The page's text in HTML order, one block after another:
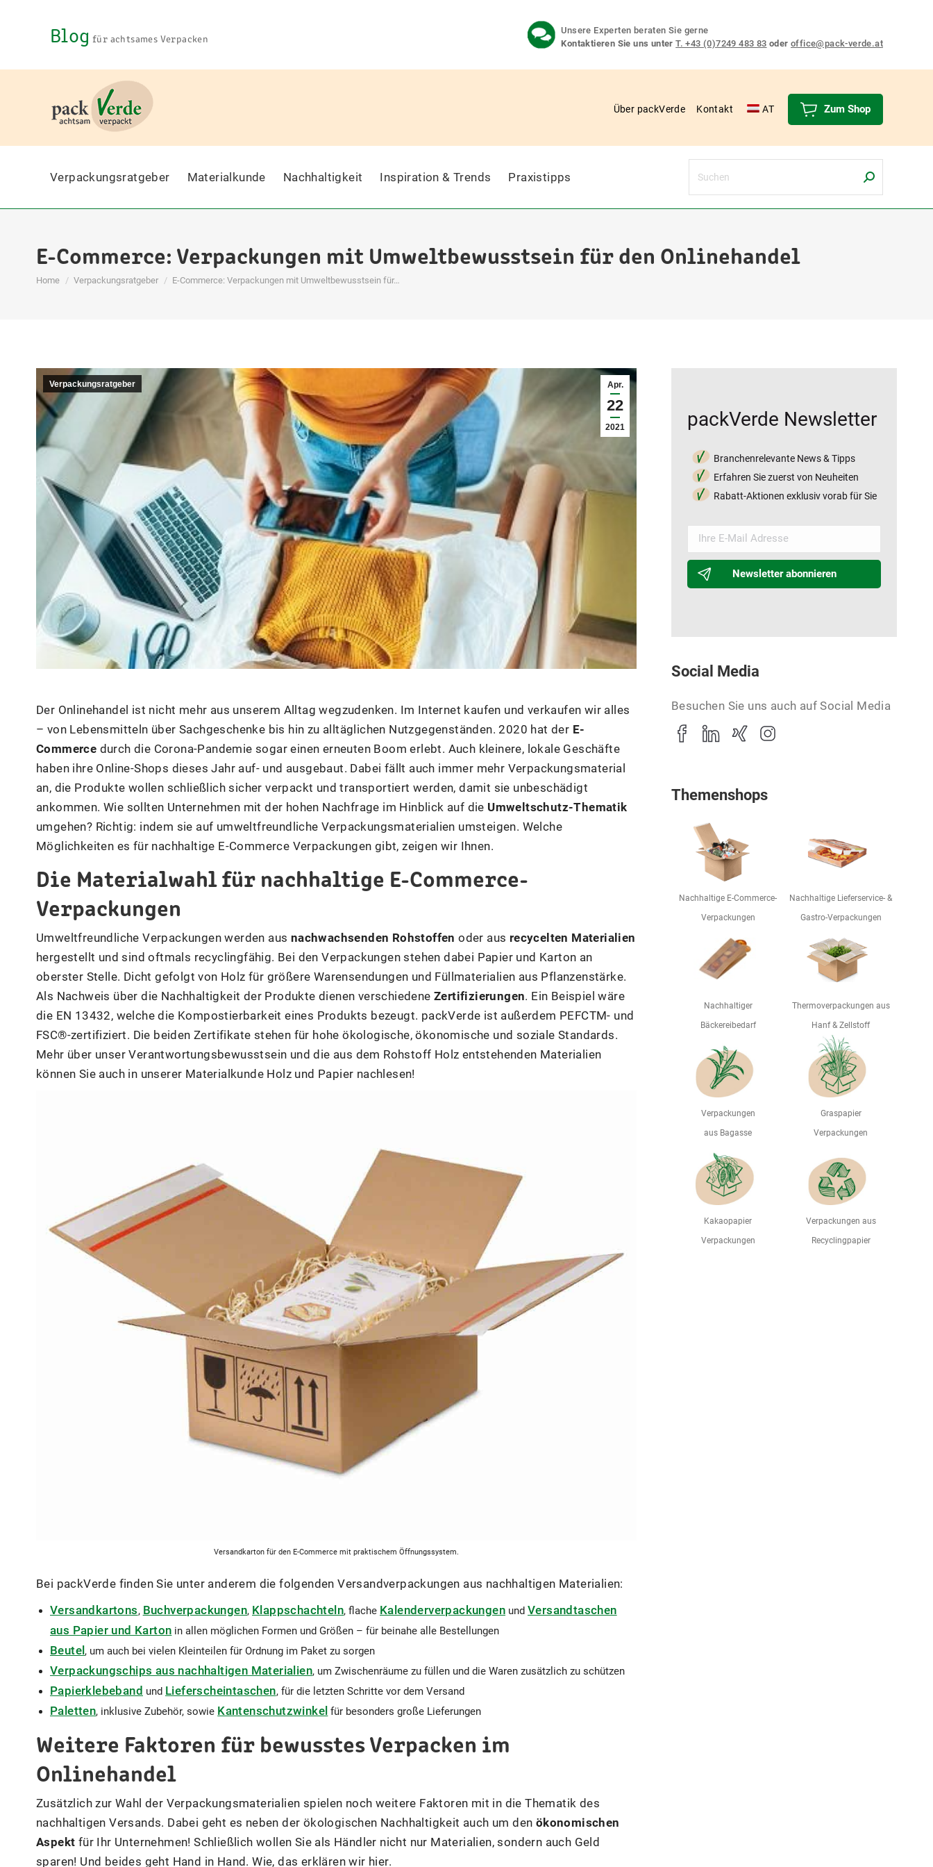
Blog für achtsames Verpacken
Unsere Experten beraten Sie gerne
Kontaktieren Sie uns unterT. +43 (0)7249 483 83 oder office@pack-verde.at
Über packVerde Kontakt AT Zum Shop
Verpackungsratgeber Materialkunde Nachhaltigkeit Inspiration & Trends Praxistipps
E-Commerce: Verpackungen mit Umweltbewusstsein für den Onlinehandel
You are here:
Home Verpackungsratgeber E-Commerce: Verpackungen mit Umweltbewusstsein für…
Apr.
22
2021
Verpackungsratgeber
Der Onlinehandel ist nicht mehr aus unserem Alltag wegzudenken. Im Internet kaufen und verkaufen wir alles
– von Lebensmitteln über Sachgeschenke bis hin zu alltäglichen Nutzgegenständen. 2020 hat der E-
Commerce durch die Corona-Pandemie sogar einen erneuten Boom erlebt. Auch kleinere, lokale Geschäfte
haben ihre Online-Shops dieses Jahr auf- und ausgebaut. Dabei fällt auch immer mehr Verpackungsmaterial
an, die Produkte wollen schließlich sicher verpackt und transportiert werden, damit sie unbeschädigt
ankommen. Wie sollten Unternehmen mit der hohen Nachfrage im Hinblick auf die Umweltschutz-Thematik
umgehen? Richtig: indem sie auf umweltfreundliche Verpackungsmaterialien umsteigen. Welche
Möglichkeiten es für nachhaltige E-Commerce Verpackungen gibt, zeigen wir Ihnen.
Die Materialwahl für nachhaltige E-Commerce-
Verpackungen
Umweltfreundliche Verpackungen werden aus nachwachsenden Rohstoffen oder aus recycelten Materialien
hergestellt und sind oftmals recyclingfähig. Bei den Verpackungen stehen dabei Papier und Karton an
oberster Stelle. Dicht gefolgt von Holz für größere Warensendungen und Füllmaterialien aus Pflanzenstärke.
Als Nachweis über die Nachhaltigkeit der Produkte dienen verschiedene Zertifizierungen. Ein Beispiel wäre
die EN 13432, welche die Kompostierbarkeit eines Produkts bezeugt. packVerde ist außerdem PEFCTM- und
FSC®-zertifiziert. Die beiden Zertifikate stehen für hohe ökologische, ökonomische und soziale Standards.
Mehr über unser Verantwortungsbewusstsein und die aus dem Rohstoff Holz entstehenden Materialien
können Sie auch in unserer Materialkunde Holz und Papier nachlesen!
Versandkarton für den E-Commerce mit praktischem Öffnungssystem.
Bei packVerde finden Sie unter anderem die folgenden Versandverpackungen aus nachhaltigen Materialien:
Versandkartons, Buchverpackungen, Klappschachteln, flache Kalenderverpackungen undVersandtaschen
aus Papier und Karton in allen möglichen Formen und Größen – für beinahe alle Bestellungen
Beutel , um auch bei vielen Kleinteilen für Ordnung im Paket zu sorgen
Verpackungschips aus nachhaltigen Materialien, um Zwischenräume zu füllen und die Waren zusätzlich zu schützen
Papierklebeband und Lieferscheintaschen, für die letzten Schritte vor dem Versand
Paletten, inklusive Zubehör, sowie Kantenschutzwinkel für besonders große Lieferungen
Weitere Faktoren für bewusstes Verpacken im
Onlinehandel
Zusätzlich zur Wahl der Verpackungsmaterialien spielen noch weitere Faktoren mit in die Thematik des
nachhaltigen Versands. Dabei geht es neben der ökologischen Nachhaltigkeit auch um den ökonomischen
Aspekt für Ihr Unternehmen! Schließlich wollen Sie als Händler nicht nur Materialien, sondern auch Geld
sparen! Und beides geht Hand in Hand. Wie, das erklären wir hier.
packVerde Newsletter
Branchenrelevante News & Tipps
Erfahren Sie zuerst von Neuheiten
Rabatt-Aktionen exklusiv vorab für Sie
Newsletter abonnieren
Social Media
Besuchen Sie uns auch auf Social Media
Themenshops
Nachhaltige E-Commerce-
Verpackungen
Nachhaltige Lieferservice- &
Gastro-Verpackungen
Nachhaltiger
Bäckereibedarf
Thermoverpackungen aus
Hanf & Zellstoff
Verpackungen
aus Bagasse
Graspapier
Verpackungen
Kakaopapier
Verpackungen
Verpackungen aus
Recyclingpapier